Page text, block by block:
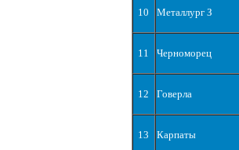
10 Металлург З
11 Черноморец
12 Говерла
13 Карпаты